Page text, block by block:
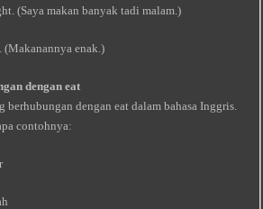
(Saya makan banyak tadi malam.)
(Makanannya enak.)
dengan eat
berhubungan dengan eat dalam bahasa Inggris.
contohnya: